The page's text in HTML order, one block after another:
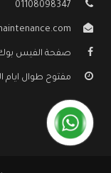
01108098347
صفحة الفيس
مفتوح طوال ايام